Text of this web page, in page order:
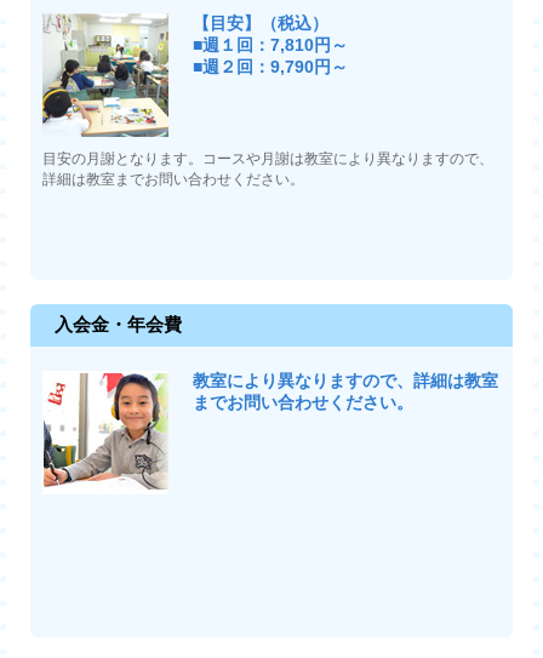
【目安】（税込）
■週１回：7,810円～
■週２回：9,790円～
目安の月謝となります。コースや月謝は教室により異なりますので、
詳細は教室までお問い合わせください。
入会金・年会費
教室により異なりますので、詳細は教室
までお問い合わせください。